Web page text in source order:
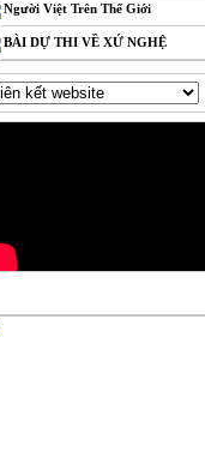
Người Việt Trên Thế Giới
BÀI DỰ THI VỀ XỨ NGHỆ